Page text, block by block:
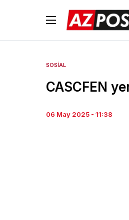
SOSIAL
CASCFEN
06 May 2025 - 11:38